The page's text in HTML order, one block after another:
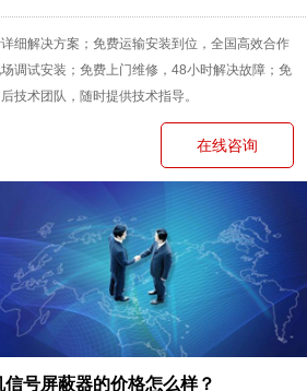
细解决方案；免费运输安装到位，全国高效合作
调试安装；免费上门维修，48小时解决故障；免
技术团队，随时提供技术指导。
在线咨询
号屏蔽器的价格怎么样？